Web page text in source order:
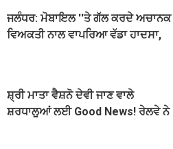
ਜਲੰਧਰ: ਮੋਬਾਇਲ ''ਤੇ ਗੱਲ ਕਰਦੇ ਅਚਾਨਕ
ਵਿਅਕਤੀ ਨਾਲ ਵਾਪਰਿਆ ਵੱਡਾ ਹਾਦਸਾ,
ਸ਼੍ਰੀ ਮਾਤਾ ਵੈਸ਼ਨੋ ਦੇਵੀ ਜਾਣ ਵਾਲੇ
ਸ਼ਰਧਾਲੂਆਂ ਲਈ Good News! ਰੇਲਵੇ ਨੇ